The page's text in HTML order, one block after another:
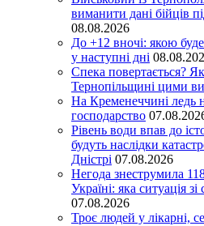
виманити дані бійців
08.08.2026
До +12 вночі: якою
у наступні дні
Спека повертається?
Тернопільщині цими
На Кременеччині ледь
господарство
Рівень води впав до
будуть наслідки
Дністрі 07.08.2026
Негода знеструмила
Україні: яка ситуація
07.08.2026
Троє людей у лікарні,